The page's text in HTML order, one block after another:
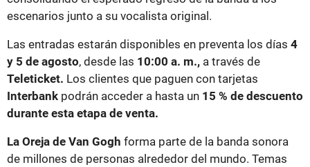
escenarios junto a su vocalista original.
Las entradas estarán disponibles en preventa los días 4
y 5 de agosto, desde las 10:00 a. m., a través de
Teleticket. Los clientes que paguen con tarjetas
Interbank podrán acceder a hasta un 15 % de descuento
durante esta etapa de venta.
La Oreja de Van Gogh forma parte de la banda sonora
de millones de personas alrededor del mundo. Temas